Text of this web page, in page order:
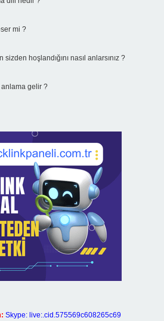
mi ?
hoşlandığını nasıl anlarsınız ?
gelir ?
Skype: live:.cid.575569c608265c69